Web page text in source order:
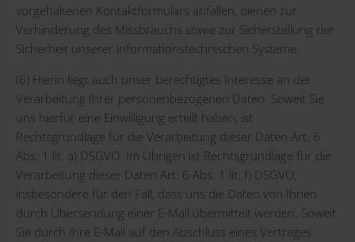
vorgehaltenen Kontaktformulars anfallen, dienen zur
Verhinderung des Missbrauchs sowie zur Sicherstellung der
Sicherheit unserer informationstechnischen Systeme.
(6) Hierin liegt auch unser berechtigtes Interesse an der
Verarbeitung Ihrer personenbezogenen Daten. Soweit Sie
uns hierfür eine Einwilligung erteilt haben, ist
Rechtsgrundlage für die Verarbeitung dieser Daten Art. 6
Abs. 1 lit. a) DSGVO. Im Übrigen ist Rechtsgrundlage für die
Verarbeitung dieser Daten Art. 6 Abs. 1 lit. f) DSGVO,
insbesondere für den Fall, dass uns die Daten von Ihnen
durch Übersendung einer E-Mail übermittelt werden. Soweit
Sie durch Ihre E-Mail auf den Abschluss eines Vertrages